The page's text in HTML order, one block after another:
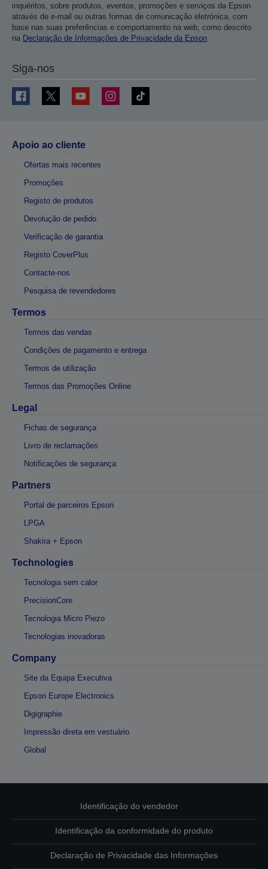
inquéritos, sobre produtos, eventos, promoções e serviços da Epson
através de e-mail ou outras formas de comunicação eletrónica, com
base nas suas preferências e comportamento na web, como descrito
na Declaração de Informações de Privacidade da Epson.
Siga-nos
Apoio ao cliente
Ofertas mais recentes
Promoções
Registo de produtos
Devolução de pedido
Verificação de garantia
Registo CoverPlus
Contacte-nos
Pesquisa de revendedores
Termos
Termos das vendas
Condições de pagamento e entrega
Termos de utilização
Termos das Promoções Online
Legal
Fichas de segurança
Livro de reclamações
Notificações de segurança
Partners
Portal de parceiros Epson
LPGA
Shakira + Epson
Technologies
Tecnologia sem calor
PrecisionCore
Tecnologia Micro Piezo
Tecnologias inovadoras
Company
Site da Equipa Executiva
Epson Europe Electronics
Digigraphie
Impressão direta em vestuário
Global
Identificação do vendedor
Identificação da conformidade do produto
Declaração de Privacidade das Informações